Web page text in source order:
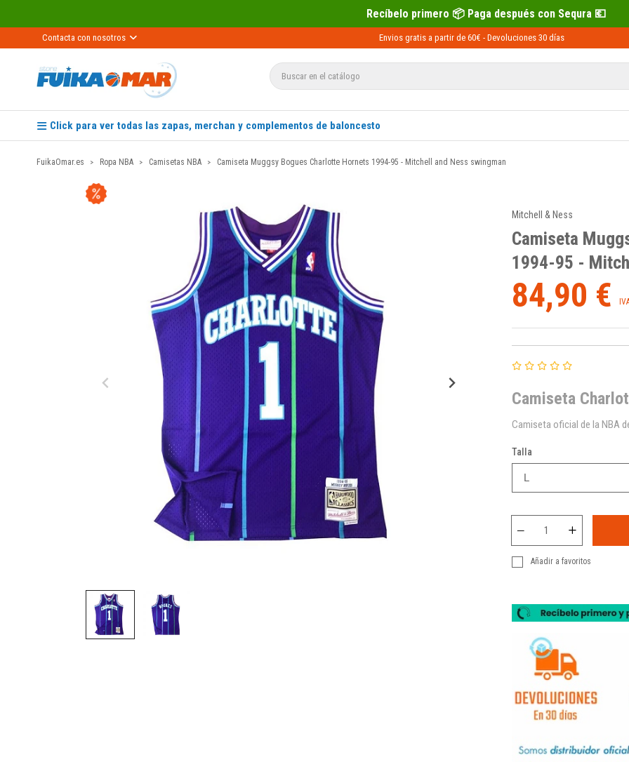
Recíbelo primero 📦 Paga después con Sequra 💶
Contacta con nosotros Envios gratis a partir de 60€ - Devoluciones 30 días
Click para ver todas las zapas, merchan y complementos de baloncesto
FuikaOmar.es Ropa NBA Camisetas NBA Camiseta Muggsy Bogues Charlotte Hornets 1994-95 - Mitchell and Ness swingman
Mitchell & Ness
Camiseta
1994-95 -
84,90 €
Camiseta
Camiseta oficial de la NBA
Talla
Añadir a favoritos